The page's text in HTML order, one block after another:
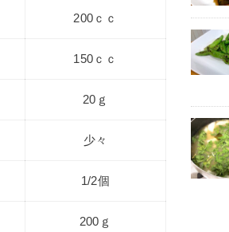
200ｃｃ
150ｃｃ
20ｇ
少々
1/2個
200ｇ